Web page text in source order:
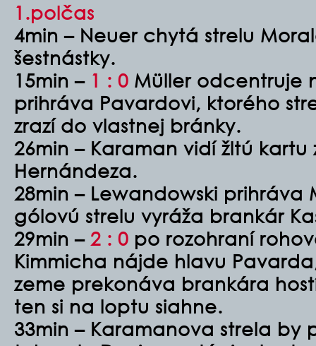
1.polčas
4min – Neuer chytá strelu
šestnástky.
15min –1 : 0 Müller odcentruje
prihráva Pavardovi, ktorého
zrazí do vlastnej bránky.
26min – Karaman vidí žltú
Hernándeza.
28min – Lewandowski prihráva
gólovú strelu vyráža brankár
29min – 2 : 0 po rozohraní
Kimmicha nájde hlavu
zeme prekonáva brankára
ten si na loptu siahne.
33min – Karamanova strela by